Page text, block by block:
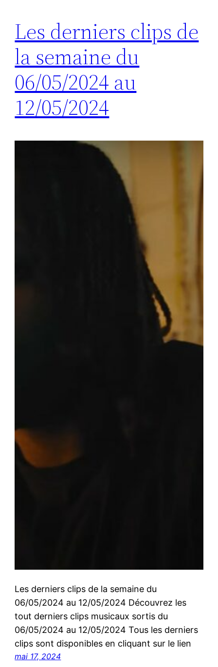
Les derniers clips de
la semaine du
06/05/2024 au
12/05/2024
Les derniers clips de la semaine du
06/05/2024 au 12/05/2024 Découvrez les
tout derniers clips musicaux sortis du
06/05/2024 au 12/05/2024 Tous les derniers
clips sont disponibles en cliquant sur le lien
mai 17, 2024